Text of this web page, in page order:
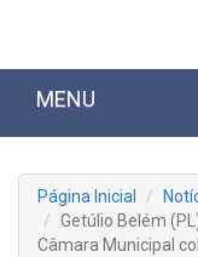
MENU
Página Inicial
Getúlio Belém
Câmara Municipal